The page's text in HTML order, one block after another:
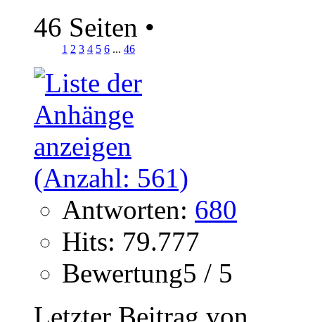
46 Seiten •
1 2 3 4 5 6 ... 46
Antworten: 680
Hits: 79.777
Bewertung5 / 5
Letzter Beitrag von